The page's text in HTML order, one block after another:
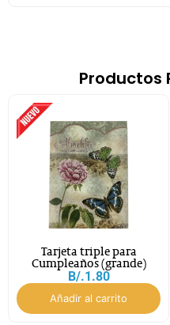
Productos
Tarjeta triple para
Cumpleaños (grande)
B/.1.80
Añadir al carrito